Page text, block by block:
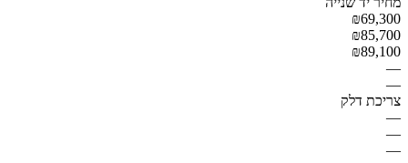
₪69,300
₪85,700
₪89,100
—
—
צריכת דלק
—
—
—